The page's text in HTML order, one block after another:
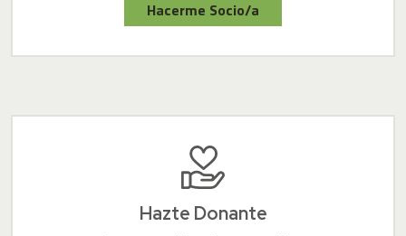
Hacerme Socio/a
Hazte Donante